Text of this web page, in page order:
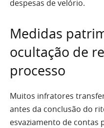
despesas de velório.
Medidas
ocultação de
processo
Muitos infratores
antes da conclusão do
esvaziamento de contas